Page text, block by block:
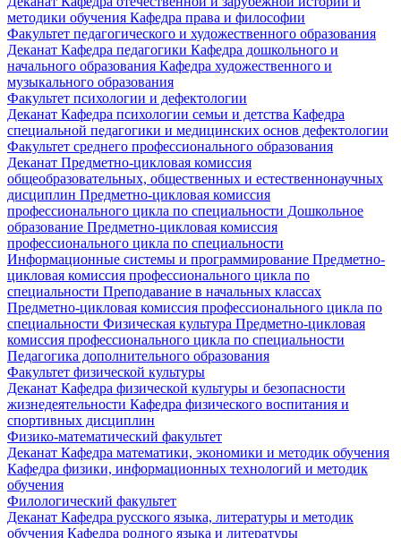
методики обучения Кафедра права и философии
Факультет педагогического и художественного образования
Деканат Кафедра педагогики Кафедра дошкольного и
начального образования Кафедра художественного и
музыкального образования
Факультет психологии и дефектологии
Деканат Кафедра психологии семьи и детства Кафедра
специальной педагогики и медицинских основ дефектологии
Факультет среднего профессионального образования
Деканат Предметно-цикловая комиссия
общеобразовательных, общественных и естественнонаучных
дисциплин Предметно-цикловая комиссия
профессионального цикла по специальности Дошкольное
образование Предметно-цикловая комиссия
профессионального цикла по специальности
Информационные системы и программирование Предметно-
цикловая комиссия профессионального цикла по
специальности Преподавание в начальных классах
Предметно-цикловая комиссия профессионального цикла по
специальности Физическая культура Предметно-цикловая
комиссия профессионального цикла по специальности
Педагогика дополнительного образования
Факультет физической культуры
Деканат Кафедра физической культуры и безопасности
жизнедеятельности Кафедра физического воспитания и
спортивных дисциплин
Физико-математический факультет
Деканат Кафедра математики, экономики и методик обучения
Кафедра физики, информационных технологий и методик
обучения
Филологический факультет
Деканат Кафедра русского языка, литературы и методик
обучения Кафедра родного языка и литературы